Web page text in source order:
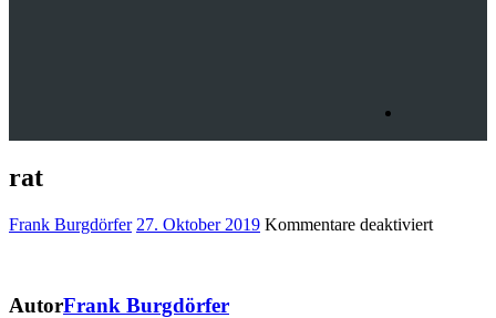
rat
Frank Burgdörfer 27. Oktober 2019 Kommentare deaktiviertfür
AutorFrank Burgdörfer